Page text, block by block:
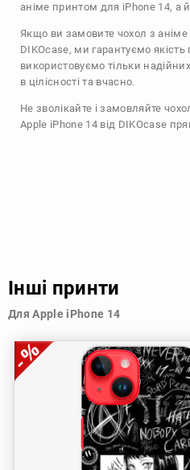
аніме принтом для iPhone 14, а
Якщо ви замовите чохол з
DIKOcase, ми гарантуємо
використовуємо тільки
в цілісності та вчасно.
Не зволікайте і замовляйте
Apple iPhone 14 від DIKOcase
Інші принти
Для Apple iPhone 14